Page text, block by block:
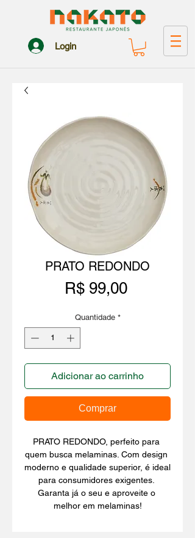
Login
PRATO REDONDO
R$ 99,00Preço
Quantidade *
Adicionar ao carrinho
Comprar
PRATO REDONDO, perfeito para
quem busca melaminas. Com design
moderno e qualidade superior, é ideal
para consumidores exigentes.
Garanta já o seu e aproveite o
melhor em melaminas!